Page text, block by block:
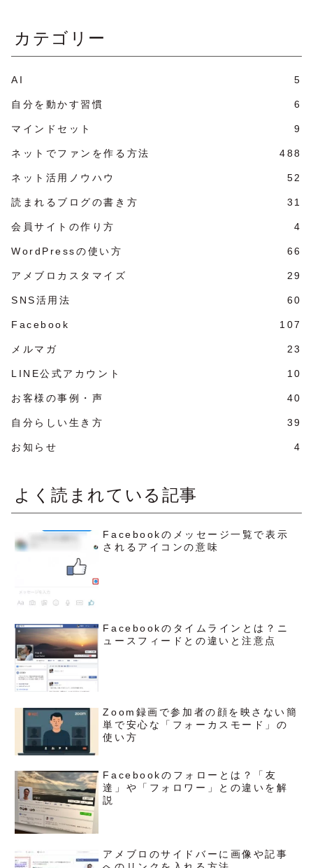
カテゴリー
AI 5
自分を動かす習慣 6
マインドセット 9
ネットでファンを作る方法 488
ネット活用ノウハウ 52
読まれるブログの書き方 31
会員サイトの作り方 4
WordPressの使い方 66
アメブロカスタマイズ 29
SNS活用法 60
Facebook 107
メルマガ 23
LINE公式アカウント 10
お客様の事例・声 40
自分らしい生き方 39
お知らせ 4
よく読まれている記事
Facebookのメッセージ一覧で表示
されるアイコンの意味
Facebookのタイムラインとは？ニ
ュースフィードとの違いと注意点
Zoom録画で参加者の顔を映さない簡
単で安心な「フォーカスモード」の
使い方
Facebookのフォローとは？「友
達」や「フォロワー」との違いを解
説
アメブロのサイドバーに画像や記事